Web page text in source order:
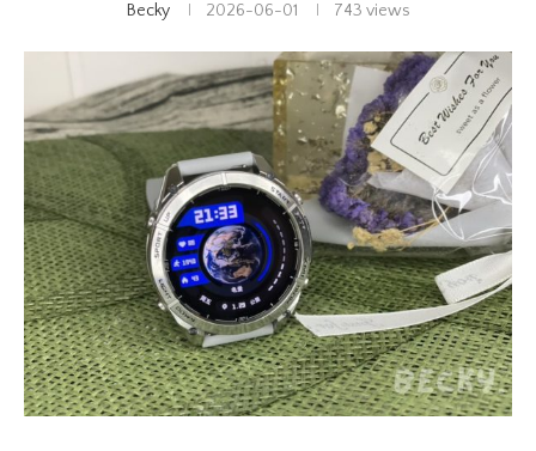
Becky 2026-06-01 743 views